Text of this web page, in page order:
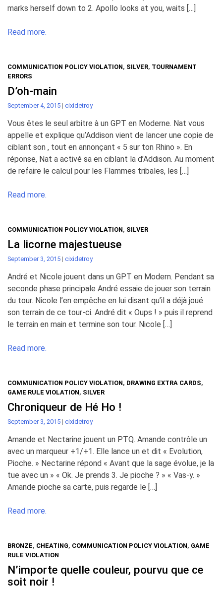
marks herself down to 2. Apollo looks at you, waits […]
Read more.
COMMUNICATION POLICY VIOLATION, SILVER, TOURNAMENT
ERRORS
D’oh-main
September 4, 2015 | cixidetroy
Vous êtes le seul arbitre à un GPT en Moderne. Nat vous
appelle et explique qu’Addison vient de lancer une copie de
ciblant son , tout en annonçant « 5 sur ton Rhino ». En
réponse, Nat a activé sa en ciblant la d’Addison. Au moment
de refaire le calcul pour les Flammes tribales, les […]
Read more.
COMMUNICATION POLICY VIOLATION, SILVER
La licorne majestueuse
September 3, 2015 | cixidetroy
André et Nicole jouent dans un GPT en Modern. Pendant sa
seconde phase principale André essaie de jouer son terrain
du tour. Nicole l’en empêche en lui disant qu’il a déjà joué
son terrain de ce tour-ci. André dit « Oups ! » puis il reprend
le terrain en main et termine son tour. Nicole […]
Read more.
COMMUNICATION POLICY VIOLATION, DRAWING EXTRA CARDS,
GAME RULE VIOLATION, SILVER
Chroniqueur de Hé Ho !
September 3, 2015 | cixidetroy
Amande et Nectarine jouent un PTQ. Amande contrôle un
avec un marqueur +1/+1. Elle lance un et dit « Evolution,
Pioche. » Nectarine répond « Avant que la sage évolue, je la
tue avec un » « Ok. Je prends 3. Je pioche ? » « Vas-y. »
Amande pioche sa carte, puis regarde le […]
Read more.
BRONZE, CHEATING, COMMUNICATION POLICY VIOLATION, GAME
RULE VIOLATION
N’importe quelle couleur, pourvu que ce
soit noir !